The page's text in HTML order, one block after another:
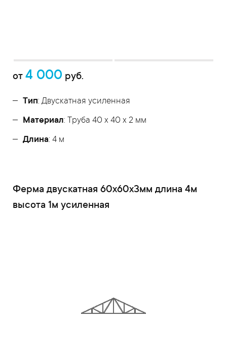
от 4 000 руб.
Тип: Двускатная усиленная
Материал: Труба 40 x 40 x 2 мм
Длина: 4 м
Ферма двускатная 60x60x3мм длина 4м
высота 1м усиленная